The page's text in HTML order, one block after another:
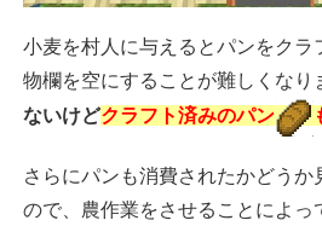
小麦を村人に与えるとパンをクラ
物欄を空にすることが難しくなり
ないけどクラフト済みのパン
さらにパンも消費されたかどうか
ので、農作業をさせることによっ